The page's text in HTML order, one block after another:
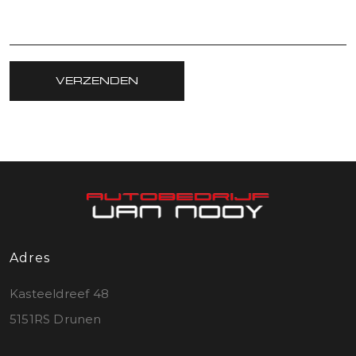
VERZENDEN
Adres
Kasteeldreef 48
5151RS Drunen